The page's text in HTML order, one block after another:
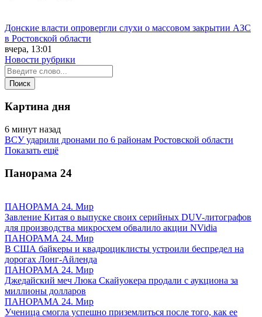
Донские власти опровергли слухи о массовом закрытии АЗС
в Ростовской области
вчера, 13:01
Новости рубрики
Картина дня
6 минут назад
ВСУ ударили дронами по 6 районам Ростовской области
Показать ещё
Панорама 24
ПАНОРАМА 24. Мир
Завление Китая о выпуске своих серийных DUV-литографов
для производства микросхем обвалило акции NVidia
ПАНОРАМА 24. Мир
В США байкеры и квадроциклисты устроили беспредел на
дорогах Лонг-Айленда
ПАНОРАМА 24. Мир
Джедайский меч Люка Скайуокера продали с аукциона за
миллионы долларов
ПАНОРАМА 24. Мир
Ученица смогла успешно приземлиться после того, как ее